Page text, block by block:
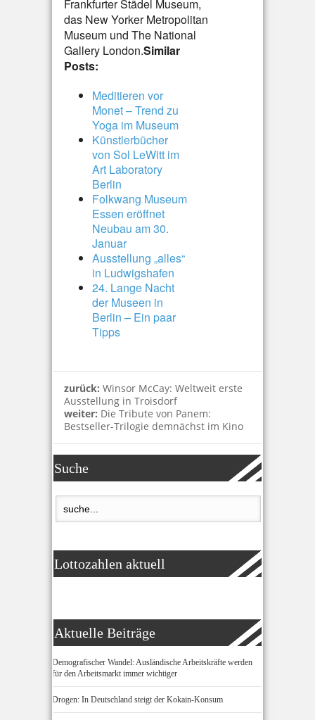
Frankfurter Städel Museum,
das New Yorker Metropolitan
Museum und The National
Gallery London.Similar
Posts:
Meditieren vor
Monet – Trend zu
Yoga im Museum
Künstlerbücher
von Sol LeWitt im
Art Laboratory
Berlin
Folkwang Museum
Essen eröffnet
Neubau am 30.
Januar
Ausstellung „alles“
in Ludwigshafen
24. Lange Nacht
der Museen in
Berlin – Ein paar
Tipps
zurück: Winsor McCay: Weltweit erste
Ausstellung in Troisdorf
weiter: Die Tribute von Panem:
Bestseller-Trilogie demnächst im Kino
Suche
Lottozahlen aktuell
Aktuelle Beiträge
Demografischer Wandel: Ausländische Arbeitskräfte werden
für den Arbeitsmarkt immer wichtiger
Drogen: In Deutschland steigt der Kokain-Konsum